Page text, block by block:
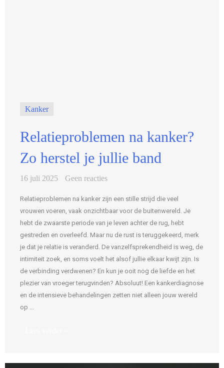
Kanker
Relatieproblemen na kanker?
Zo herstel je jullie band
16 juli 2025 Geen reacties
Relatieproblemen na kanker zijn een stille strijd die veel
vrouwen voeren, vaak onzichtbaar voor de buitenwereld. Je
hebt de zwaarste periode van je leven achter de rug, hebt
gestreden en overleefd. Maar nu de rust is teruggekeerd, merk
je dat je relatie is veranderd. De vanzelfsprekendheid is weg, de
intimiteit zoek, en soms voelt het alsof jullie elkaar kwijt zijn. Is
de verbinding verdwenen? En kun je ooit nog de liefde en het
plezier van vroeger terugvinden? Absoluut! Een kankerdiagnose
en de intensieve behandelingen zetten niet alleen jouw wereld
op ...